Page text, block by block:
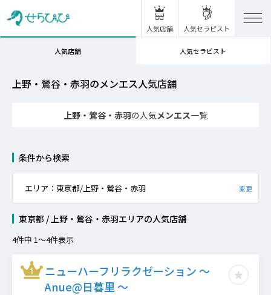
人気店舗 人気セラピスト
人気店舗 人気セラピスト
上野・鶯谷・赤羽のメンエス人気店舗
上野・鶯谷・赤羽の人気メンエス一覧
条件から検索
エリア：東京都/上野・鶯谷・赤羽 変更
東京都 / 上野・鶯谷・赤羽エリアの人気店舗
4件中 1〜4件表示
ニューハーフリラクゼーション ～
Anue@日暮里 ～